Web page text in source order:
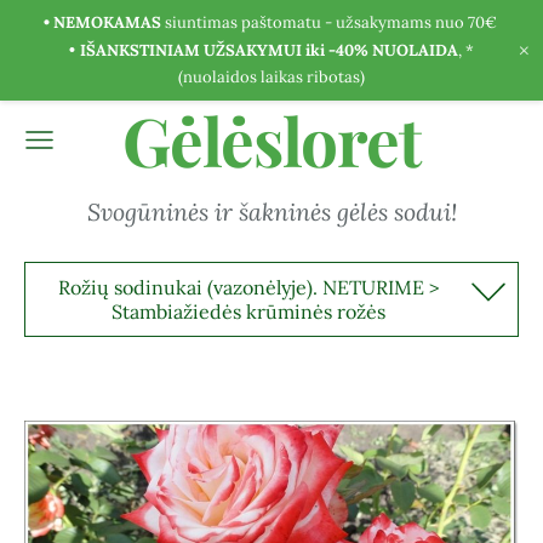
• NEMOKAMASsiuntimas paštomatu - užsakymams nuo 70€
• IŠANKSTINIAM UŽSAKYMUI iki -40% NUOLAIDA, *
(nuolaidos laikas ribotas)
×
Gėlėsloret
Svogūninės ir šakninės gėlės sodui!
Rožių sodinukai (vazonėlyje). NETURIME >
Stambiažiedės krūminės rožės